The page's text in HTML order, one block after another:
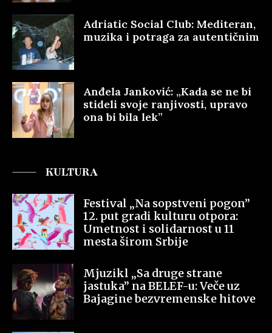
Adriatic Social Club: Mediteran,
muzika i potraga za autentičnim
Anđela Janković: „Kada se ne bi
stideli svoje ranjivosti, upravo
ona bi bila lek”
KULTURA
Festival „Na sopstveni pogon”
12. put gradi kulturu otpora:
Umetnost i solidarnost u 11
mesta širom Srbije
Mjuzikl „Sa druge strane
jastuka” na BELEF-u: Veče uz
Bajagine bezvremenske hitove